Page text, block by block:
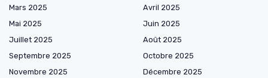
Mars 2025
Avril 2025
Mai 2025
Juin 2025
Juillet 2025
Août 2025
Septembre 2025
Octobre 2025
Novembre 2025
Décembre 2025